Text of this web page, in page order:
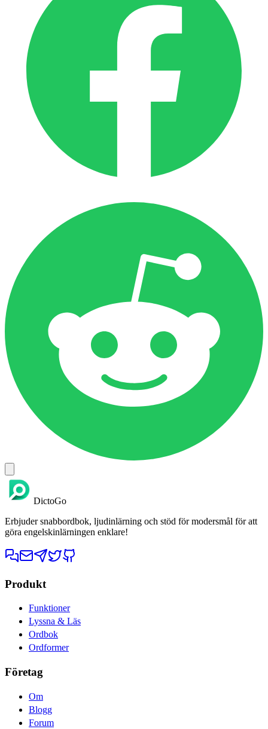
DictoGo
Erbjuder snabbordbok, ljudinlärning och stöd för modersmål för att
göra engelskinlärningen enklare!
Produkt
Funktioner
Lyssna & Läs
Ordbok
Ordformer
Företag
Om
Blogg
Forum